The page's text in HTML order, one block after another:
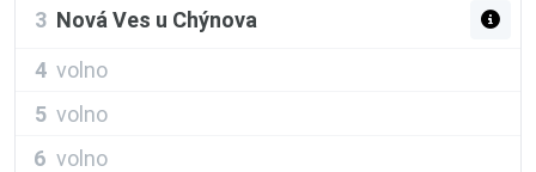
3 Nová Ves u Chýnova
4 volno
5 volno
6 volno